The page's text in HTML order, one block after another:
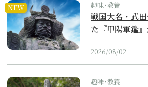
NEW 趣味･教養
戦国大名・武
た『甲陽軍鑑
2026/08/02
趣味･教養